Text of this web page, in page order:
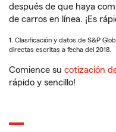
después de que haya
de carros en línea. ¡Es
1. Clasificación y datos de S&P
directas escritas a fecha del 2018.
Comience su cotización
rápido y sencillo!